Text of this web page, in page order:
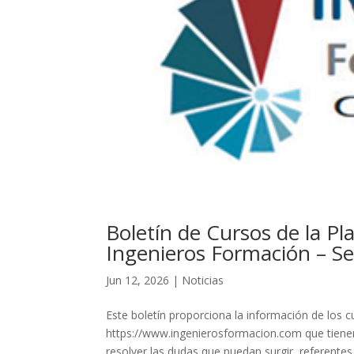
Boletín de Cursos de la
Ingenieros Formación –
Jun 12, 2026 | Noticias
Este boletín proporciona la información de los
https://www.ingenierosformacion.com que